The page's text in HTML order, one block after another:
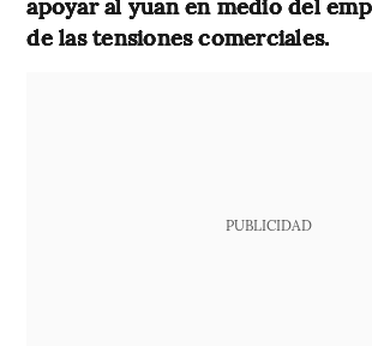
de las tensiones comerciales.
PUBLICIDAD